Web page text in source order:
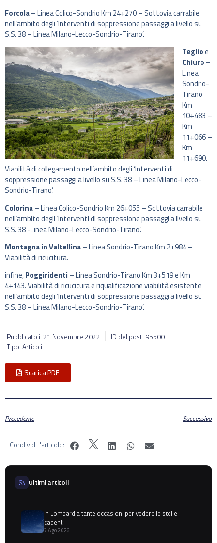
Forcola– Linea Colico-Sondrio Km 24+270 – Sottovia carrabile
nell’ambito degli ‘Interventi di soppressione passaggi a livello su
S.S. 38 – Linea Milano-Lecco-Sondrio-Tirano’.
Teglioe
Chiuro –
Linea
Sondrio-
Tirano
Km
10+483 –
Km
11+066 –
Km
11+690.
Viabilità di collegamento nell’ambito degli ‘Interventi di
soppressione passaggi a livello su S.S. 38 – Linea Milano-Lecco-
Sondrio-Tirano’.
Colorina– Linea Colico-Sondrio Km 26+055 – Sottovia carrabile
nell’ambito degli ‘Interventi di soppressione passaggi a livello su
S.S. 38 -Linea Milano-Lecco-Sondrio-Tirano’.
Montagna in Valtellina– Linea Sondrio-Tirano Km 2+984 –
Viabilità di ricucitura.
infine,Poggiridenti – Linea Sondrio-Tirano Km 3+519 e Km
4+143. Viabilità di ricucitura e riqualificazione viabilità esistente
nell’ambito degli ‘Interventi di soppressione passaggi a livello su
S.S. 38 – Linea Milano-Lecco-Sondrio-Tirano’.
Pubblicato il21 Novembre 2022
ID del post: 95500
Tipo: Articoli
Scarica PDF
Precedente Successivo
Condividi l'articolo:
Ultimi articoli
In Lombardia tante occasioni per vedere le stelle
cadenti
7 Ago 2026